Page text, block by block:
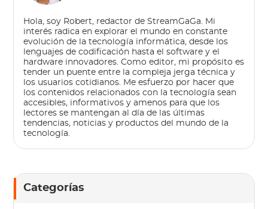
Hola, soy Robert, redactor de StreamGaGa. Mi
interés radica en explorar el mundo en constante
evolución de la tecnología informática, desde los
lenguajes de codificación hasta el software y el
hardware innovadores. Como editor, mi propósito es
tender un puente entre la compleja jerga técnica y
los usuarios cotidianos. Me esfuerzo por hacer que
los contenidos relacionados con la tecnología sean
accesibles, informativos y amenos para que los
lectores se mantengan al día de las últimas
tendencias, noticias y productos del mundo de la
tecnología.
Categorías